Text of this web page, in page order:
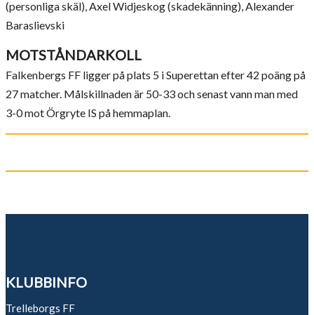
(personliga skäl), Axel Widjeskog (skadekänning), Alexander
Baraslievski
MOTSTÅNDARKOLL
Falkenbergs FF ligger på plats 5 i Superettan efter 42 poäng på
27 matcher. Målskillnaden är 50-33 och senast vann man med
3-0 mot Örgryte IS på hemmaplan.
KLUBBINFO
Trelleborgs FF